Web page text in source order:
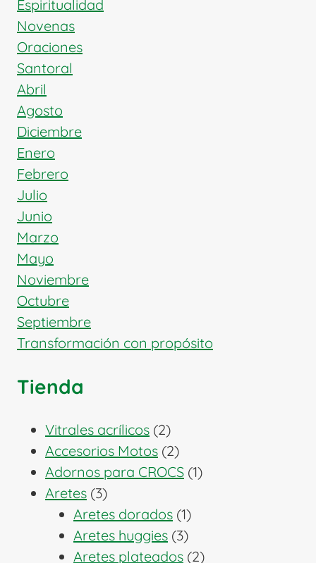
INDÍGENAS
Espiritualidad
Novenas
Oraciones
Santoral
Abril
Agosto
Diciembre
Enero
Febrero
Julio
Junio
Marzo
Mayo
Noviembre
Octubre
Septiembre
Transformación con propósito
Tienda
Vitrales acrílicos 22
productos
Accesorios Motos 22
productos
Adornos para CROCS 11
Aretes 33
productos
Aretes dorados 11
producto
Aretes huggies 33
productos
Aretes plateados 22